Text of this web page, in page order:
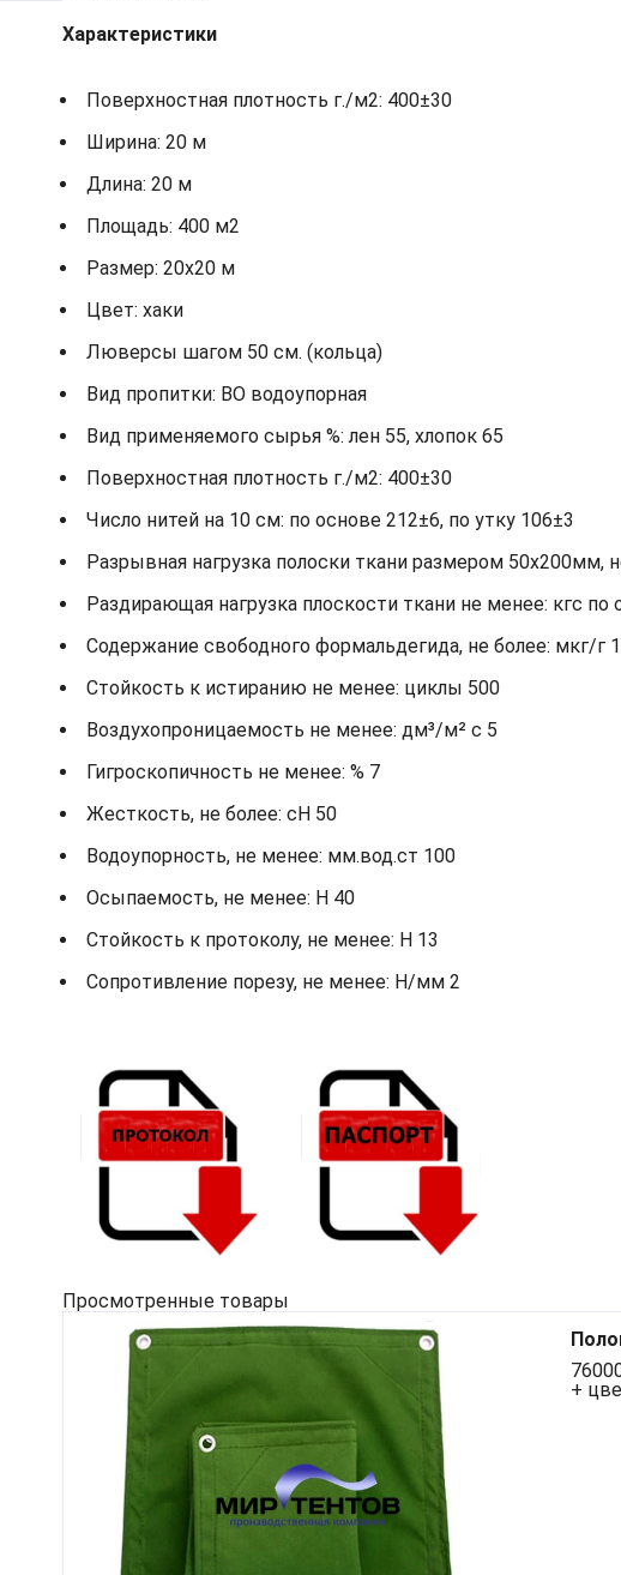
Характеристики
Поверхностная плотность г./м2: 400±30
Ширина: 20 м
Длина: 20 м
Площадь: 400 м2
Размер: 20х20 м
Цвет: хаки
Люверсы шагом 50 см. (кольца)
Вид пропитки: ВО водоупорная
Вид применяемого сырья %: лен 55, хлопок 65
Поверхностная плотность г./м2: 400±30
Число нитей на 10 см: по основе 212±6, по утку 106±3
Разрывная нагрузка полоски ткани размером 50х200мм,
Раздирающая нагрузка плоскости ткани не менее: кгс по
Содержание свободного формальдегида, не более: мкг/г
Стойкость к истиранию не менее: циклы 500
Воздухопроницаемость не менее: дм³/м² с 5
Гигроскопичность не менее: % 7
Жесткость, не более: cH 50
Водоупорность, не менее: мм.вод.ст 100
Осыпаемость, не менее: H 40
Стойкость к протоколу, не менее: H 13
Сопротивление порезу, не менее: Н/мм 2
Просмотренные товары
+